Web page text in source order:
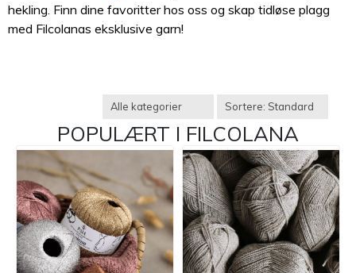
hekling. Finn dine favoritter hos oss og skap tidløse plagg
med Filcolanas eksklusive garn!
POPULÆRT I FILCOLANA